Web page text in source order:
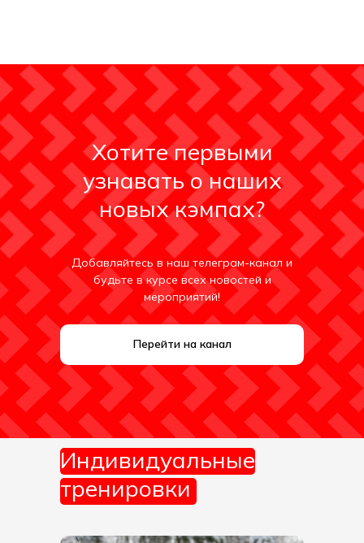
Хотите первыми
узнавать о наших
новых кэмпах?
Перейти на канал
Добавляйтесь в наш телеграм-канал и
будьте в курсе всех новостей и
мероприятий!
Индивидуальные
тренировки